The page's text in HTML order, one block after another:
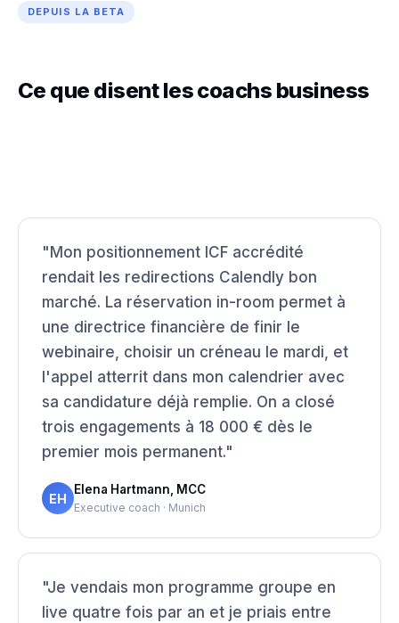
DEPUIS LA BETA
Ce que disent les coachs business
"Mon positionnement ICF accrédité
rendait les redirections Calendly bon
marché. La réservation in-room permet à
une directrice financière de finir le
webinaire, choisir un créneau le mardi, et
l'appel atterrit dans mon calendrier avec
sa candidature déjà remplie. On a closé
trois engagements à 18 000 € dès le
premier mois permanent."
EH
Elena Hartmann, MCC
Executive coach · Munich
"Je vendais mon programme groupe en
live quatre fois par an et je priais entre